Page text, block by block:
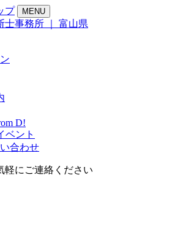
プ MENU
D!
ベント
合わせ
軽にご連絡ください